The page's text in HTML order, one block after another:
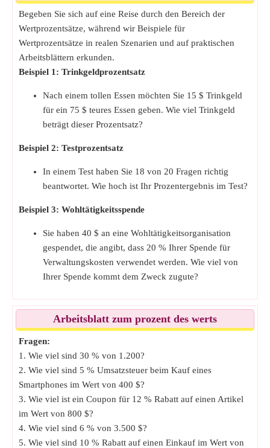
Begeben Sie sich auf eine Reise durch den Bereich der
Wertprozentsätze, während wir Beispiele für
Wertprozentsätze in realen Szenarien und auf praktischen
Arbeitsblättern erkunden.
Beispiel 1: Trinkgeldprozentsatz
Nach einem tollen Essen möchten Sie 15 $ Trinkgeld
für ein 75 $ teures Essen geben. Wie viel Trinkgeld
beträgt dieser Prozentsatz?
Beispiel 2: Testprozentsatz
In einem Test haben Sie 18 von 20 Fragen richtig
beantwortet. Wie hoch ist Ihr Prozentergebnis im Test?
Beispiel 3: Wohltätigkeitsspende
Sie haben 40 $ an eine Wohltätigkeitsorganisation
gespendet, die angibt, dass 20 % Ihrer Spende für
Verwaltungskosten verwendet werden. Wie viel von
Ihrer Spende kommt dem Zweck zugute?
Arbeitsblatt zum prozent des werts
Fragen:
1. Wie viel sind 30 % von 1.200?
2. Wie viel sind 5 % Umsatzsteuer beim Kauf eines
Smartphones im Wert von 400 $?
3. Wie viel ist ein Coupon für 12 % Rabatt auf einen Artikel
im Wert von 800 $?
4. Wie viel sind 6 % von 3.500 $?
5. Wie viel sind 10 % Rabatt auf einen Einkauf im Wert von